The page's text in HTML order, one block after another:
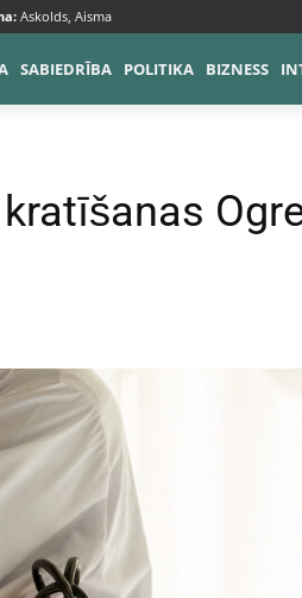
Askolds, Aisma
SABIEDRĪBA POLITIKA BIZNESS